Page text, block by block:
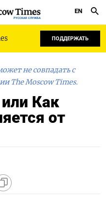
РУССКАЯ СЛУЖБА
EN
ПОДДЕРЖАТЬ
не совпадать с
The Moscow Times.
Как
от